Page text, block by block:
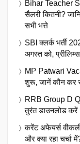
Bihar Teacher
सैलरी कितनी?
सभी भत्ते
SBI क्लर्क भर्ती
अगस्त को, प्रीलिम्स
MP Patwari
शुरू, जानें कौन कर
RRB Group D
तुरंत डाउनलोड
करेंट अफेयर्स
और क्या रहा चर्चा